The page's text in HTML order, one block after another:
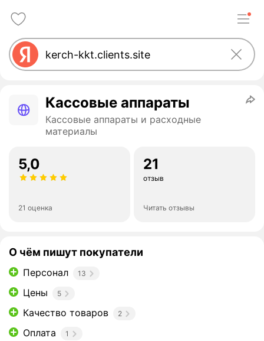
Кассовые аппараты
Кассовые аппараты и расходные
материалы
5,0
21 оценка
21
отзыв
Читать отзывы
О чём пишут покупатели
Персонал 13
Цены 5
Качество товаров 2
Оплата 1